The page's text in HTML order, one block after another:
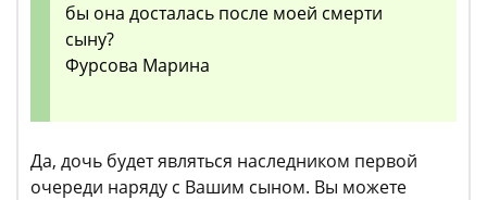
бы она досталась после моей смерти
сыну?
Фурсова Марина
Да, дочь будет являться наследником первой
очереди наряду с Вашим сыном. Вы можете